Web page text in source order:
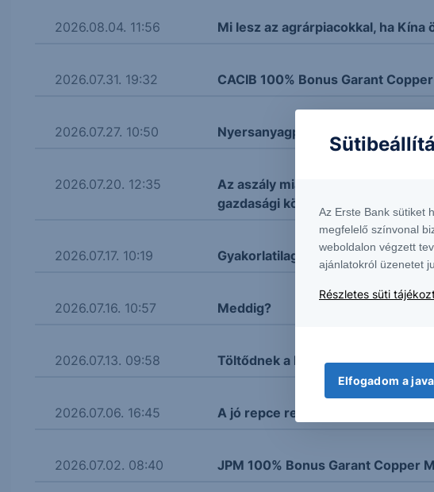
2026.08.04. 11:56 Mi lesz az agrárpiacokkal, ha Kína
2026.07.31. 19:32 CACIB 100% Bonus Garant
2026.07.27. 10:50 Nyersanyagpiaci híradó
2026.07.20. 12:35
Az aszály miatt messze
gazdasági környezetet
2026.07.17. 10:19 Gyakorlatilag stagnál az olaj ára
2026.07.16. 10:57 Meddig?
2026.07.13. 09:58 Töltődnek a készletek
2026.07.06. 16:45 A jó repce receptje
2026.07.02. 08:40 JPM 100% Bonus Garant Copper
Az Erste Bank sütiket
megfelelő színvonal
weboldalon végzett
ajánlatokról üzenetet
Részletes süti
Elfogadom a